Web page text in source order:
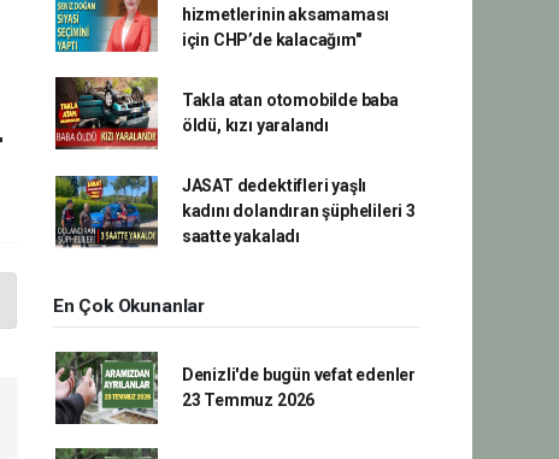
hizmetlerinin aksamaması
için CHP’de kalacağım"
Takla atan otomobilde baba
öldü, kızı yaralandı
JASAT dedektifleri yaşlı
kadını dolandıran şüphelileri 3
saatte yakaladı
En Çok Okunanlar
Denizli'de bugün vefat edenler
23 Temmuz 2026